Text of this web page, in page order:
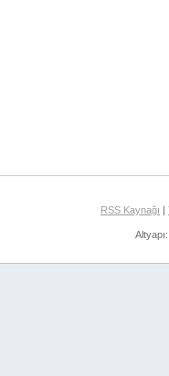
RSS Kaynağı |